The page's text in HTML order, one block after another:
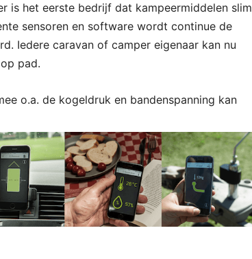
is het eerste bedrijf dat kampeermiddelen slim
sensoren en software wordt continue de
Iedere caravan of camper eigenaar kan nu
pad.
o.a. de kogeldruk en bandenspanning kan